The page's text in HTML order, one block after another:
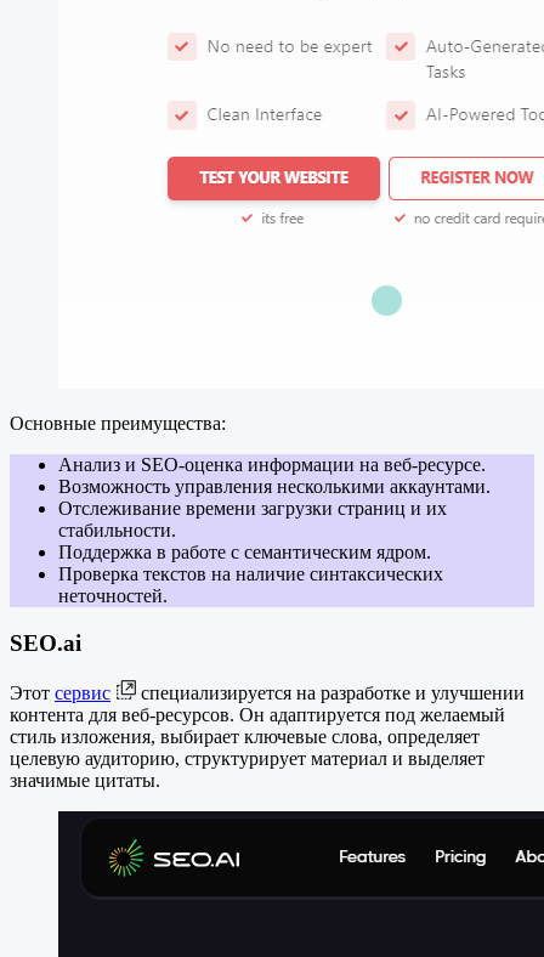
Основные преимущества:
Анализ и SEO-оценка информации на веб-ресурсе.
Возможность управления несколькими аккаунтами.
Отслеживание времени загрузки страниц и их
стабильности.
Поддержка в работе с семантическим ядром.
Проверка текстов на наличие синтаксических
неточностей.
SEO.ai
Этот сервис
специализируется на разработке и улучшении
контента для веб-ресурсов. Он адаптируется под желаемый
стиль изложения, выбирает ключевые слова, определяет
целевую аудиторию, структурирует материал и выделяет
значимые цитаты.